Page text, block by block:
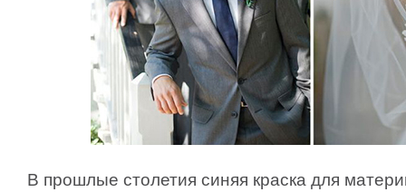
В прошлые столетия синяя краска для